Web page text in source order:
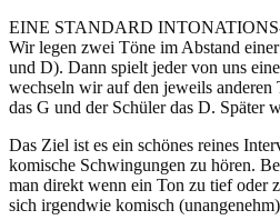
EINE STANDARD
Wir legen zwei Töne im Abstand
und D). Dann spielt jeder von uns
wechseln wir auf den jeweils
das G und der Schüler das D. Später
Das Ziel ist es ein schönes reines
komische Schwingungen zu hören.
man direkt wenn ein Ton zu tief oder
sich irgendwie komisch